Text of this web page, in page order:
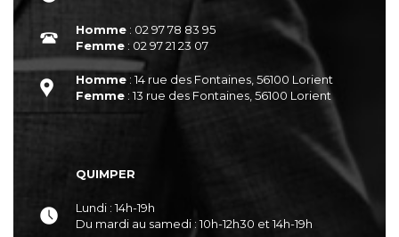
Homme : 02 97 78 83 95
Femme : 02 97 21 23 07
Homme : 14 rue des Fontaines, 56100 Lorient
Femme : 13 rue des Fontaines, 56100 Lorient
QUIMPER
Lundi : 14h-19h
Du mardi au samedi : 10h-12h30 et 14h-19h